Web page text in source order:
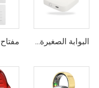
البوابة الصغيرة متعددة الوضع للمنزل الذكي مع أجهزة ذكية تدعم الواي فاي، تطبيق Smart Life متوافق، تحكم عن بعد داخلي عبر Tuya للمنزل الذكي